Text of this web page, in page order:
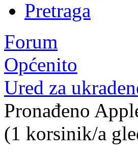
Pretraga
Forum
Općenito
Ured za
Pronađeno
(1 korsinik/a